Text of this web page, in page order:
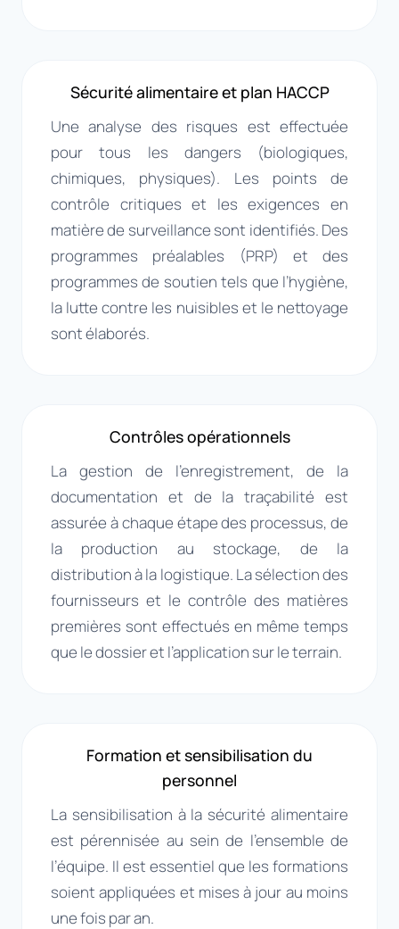
Sécurité alimentaire et plan HACCP
Une analyse des risques est effectuée
pour tous les dangers (biologiques,
chimiques, physiques). Les points de
contrôle critiques et les exigences en
matière de surveillance sont identifiés. Des
programmes préalables (PRP) et des
programmes de soutien tels que l’hygiène,
la lutte contre les nuisibles et le nettoyage
sont élaborés.
Contrôles opérationnels
La gestion de l’enregistrement, de la
documentation et de la traçabilité est
assurée à chaque étape des processus, de
la production au stockage, de la
distribution à la logistique. La sélection des
fournisseurs et le contrôle des matières
premières sont effectués en même temps
que le dossier et l’application sur le terrain.
Formation et sensibilisation du
personnel
La sensibilisation à la sécurité alimentaire
est pérennisée au sein de l’ensemble de
l’équipe. Il est essentiel que les formations
soient appliquées et mises à jour au moins
une fois par an.